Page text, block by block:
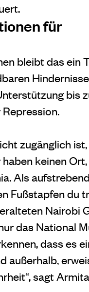
für
bleibt das ein
bis
zugänglich
keinen
Als
Fußstapfen du
Nairobi
das National
dass es
außerhalb,
sagt